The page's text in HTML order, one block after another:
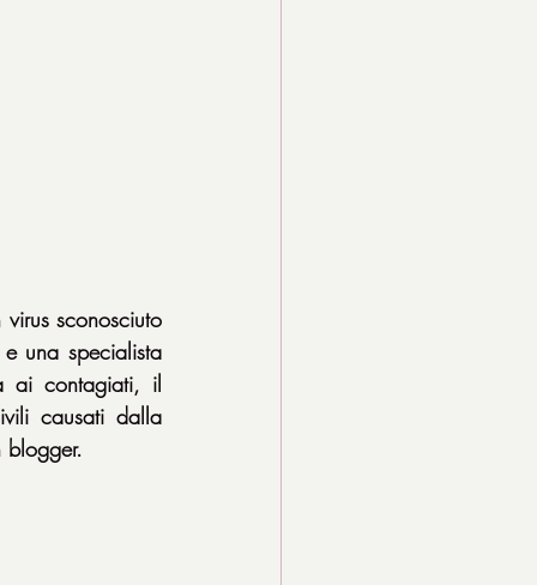
sconosciuto
una specialista
ai contagiati, il
causati dalla